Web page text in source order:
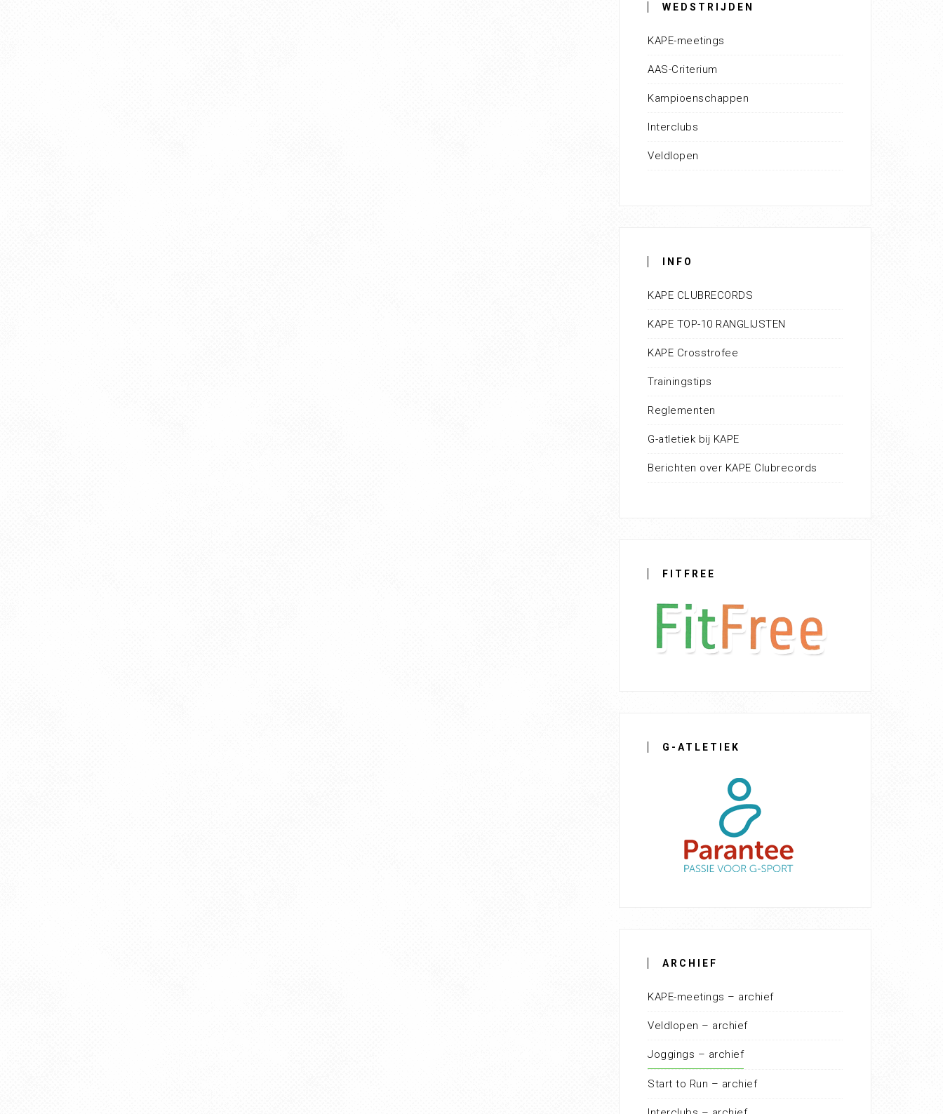
WEDSTRIJDEN
KAPE-meetings
AAS-Criterium
Kampioenschappen
Interclubs
Veldlopen
INFO
KAPE CLUBRECORDS
KAPE TOP-10 RANGLIJSTEN
KAPE Crosstrofee
Trainingstips
Reglementen
G-atletiek bij KAPE
Berichten over KAPE Clubrecords
FITFREE
G-ATLETIEK
ARCHIEF
KAPE-meetings – archief
Veldlopen – archief
Joggings – archief
Start to Run – archief